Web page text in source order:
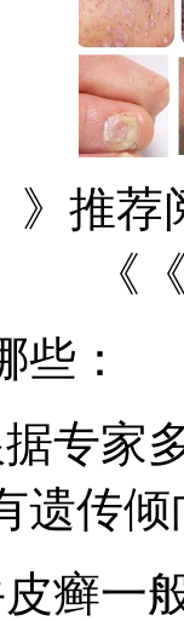
》推荐
《
些：
专家
遗传倾
癣一